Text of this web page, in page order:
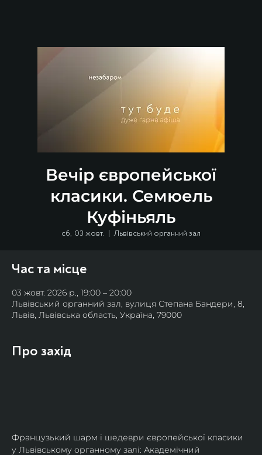
Вечір європейської
класики. Семюель
Куфіньяль
сб, 03 жовт.
  |
Львівський органний зал
Час та місце
03 жовт. 2026 р., 19:00 – 20:00
Львівський органний зал, вулиця Степана Бандери, 8,
Львів, Львівська область, Україна, 79000
Про захід
Французький шарм і шедеври європейської класики
у Львівському органному залі: Академічний